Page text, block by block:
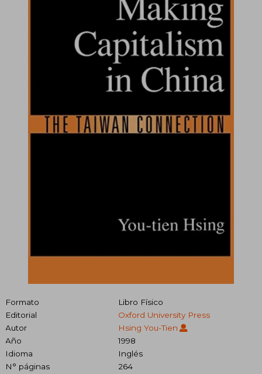
Formato
Libro Físico
Editorial
Oxford University Press
Autor
Hsing You-Tien
Año
1998
Idioma
Inglés
N° páginas
264